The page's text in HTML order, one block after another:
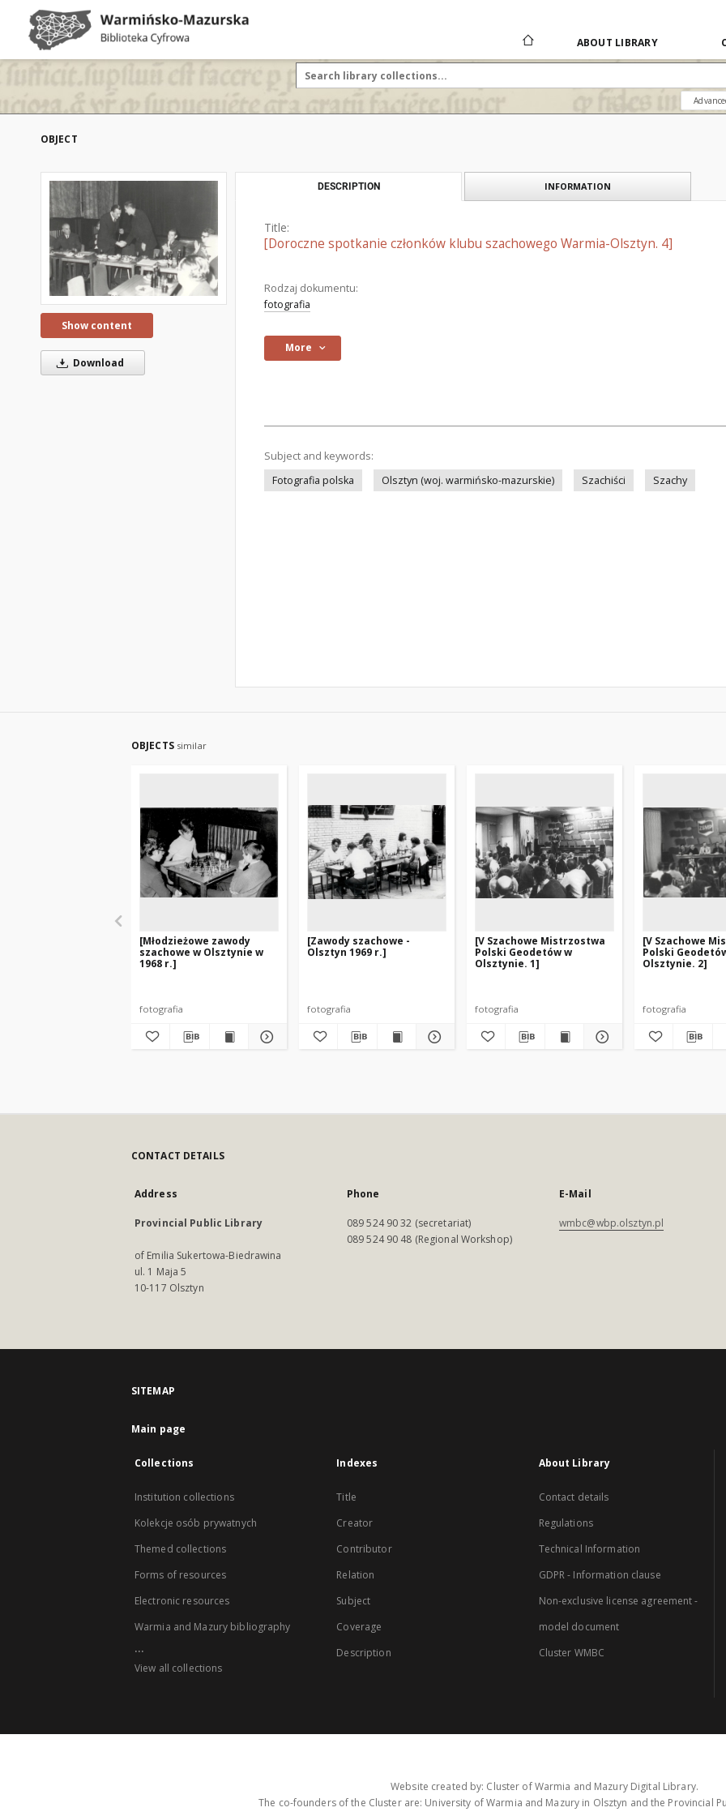
ABOUT LIBRARY
OBJECT
Show content
Download
DESCRIPTION INFORMATION
Title:
[Doroczne spotkanie członków klubu szachowego Warmia-Olsztyn. 4]
Rodzaj dokumentu:
fotografia
More
Subject and keywords:
Fotografia polska
Olsztyn (woj. warmińsko-mazurskie) Szachiści Szachy
OBJECTS similar
[Młodzieżowe zawody
szachowe w Olsztynie w
1968 r.]
fotografia
[Zawody szachowe -
Olsztyn 1969 r.]
fotografia
[V Szachowe Mistrzostwa
Polski Geodetów w
Olsztynie. 1]
fotografia
[V Szachowe
Polski
Olsztynie. 2]
fotografia
CONTACT DETAILS
Address
Provincial Public Library
of Emilia Sukertowa-Biedrawina
ul. 1 Maja 5
10-117 Olsztyn
Phone
089 524 90 32 (secretariat)
089 524 90 48 (Regional Workshop)
E-Mail
wmbc@wbp.olsztyn.pl
SITEMAP
Main page
Collections
Institution collections
Kolekcje osób prywatnych
Themed collections
Forms of resources
Electronic resources
Warmia and Mazury bibliography
...
View all collections
Indexes
Title
Creator
Contributor
Relation
Subject
Coverage
Description
About Library
Contact details
Regulations
Technical Information
GDPR - Information clause
Non-exclusive license agreement -
model document
Cluster WMBC
Website created by: Cluster of Warmia and Mazury Digital Library.
The co-founders of the Cluster are: University of Warmia and Mazury in Olsztyn and the Provincial